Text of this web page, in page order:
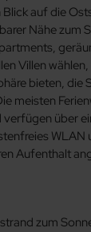
auf die
Nähe zum
Villen
bieten, die
meisten
über
WLAN
Aufenthalt
zum